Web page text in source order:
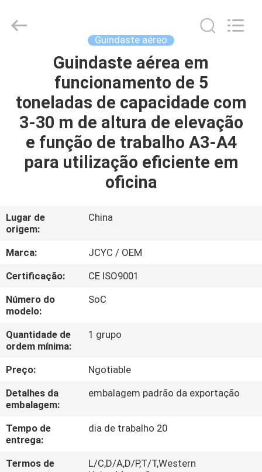
PRODUTOS
SOBRE
NÓS
DA
FÁBRICA
CONTROLE
DA
QUALIDADE
CONTACTE-
NOS
NOTÍCIA
PEÇA
UMAS
Crane
Machinery
Guindaste aéreo
Guindaste aérea em
funcionamento de 5
toneladas de capacidade com
3-30 m de altura de elevação
e função de trabalho A3-A4
para utilização eficiente em
oficina
Lugar de
origem:
China
Marca:
JCYC / OEM
Certificação:
CE ISO9001
Número do
modelo:
SoC
Quantidade de
ordem mínima:
1 grupo
Preço:
Ngotiable
Detalhes da
embalagem:
embalagem padrão da exportação
Tempo de
entrega:
dia de trabalho 20
Termos de
L/C,D/A,D/P,T/T,Western